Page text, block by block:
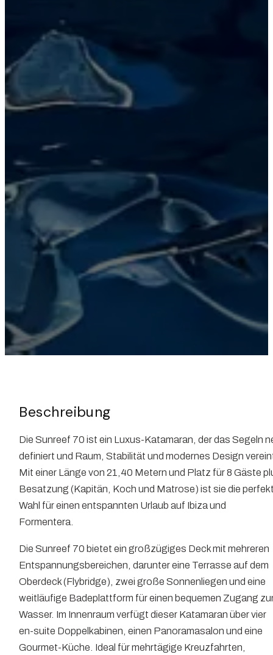
Beschreibung
Die Sunreef 70 ist ein Luxus-Katamaran, der das Segeln
definiert und Raum, Stabilität und modernes Design
Mit einer Länge von 21,40 Metern und Platz für 8 Gäste
Besatzung (Kapitän, Koch und Matrose) ist sie die
Wahl für einen entspannten Urlaub auf Ibiza und
Formentera.
Die Sunreef 70 bietet ein großzügiges Deck mit mehreren
Entspannungsbereichen, darunter eine Terrasse auf dem
Oberdeck (Flybridge), zwei große Sonnenliegen und eine
weitläufige Badeplattform für einen bequemen Zugang
Wasser. Im Innenraum verfügt dieser Katamaran über vier
en-suite Doppelkabinen, einen Panoramasalon und eine
Gourmet-Küche. Ideal für mehrtägige Kreuzfahrten,